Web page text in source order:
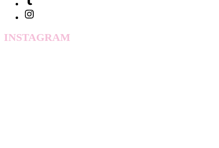
INSTAGRAM